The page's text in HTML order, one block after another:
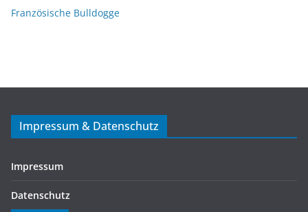
Französische Bulldogge
Impressum & Datenschutz
Impressum
Datenschutz